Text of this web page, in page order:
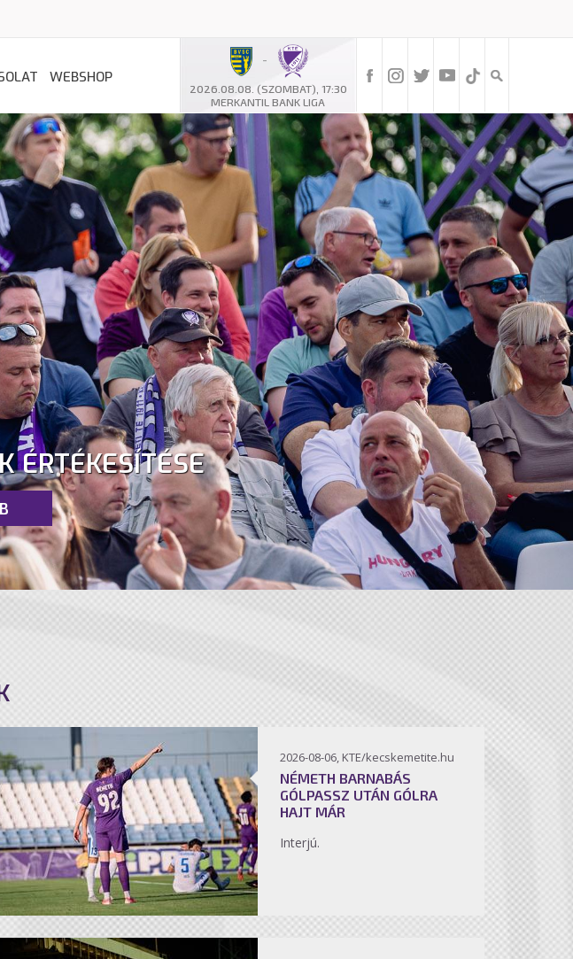
-
2026.08.08. (SZOMBAT), 17:30
MERKANTIL BANK LIGA
WEBSHOP
ÉRTÉKESÍTÉSE
2026-08-06, KTE/kecskemetite.hu
NÉMETH BARNABÁS
GÓLPASSZ UTÁN GÓLRA
HAJT MÁR
Interjú.